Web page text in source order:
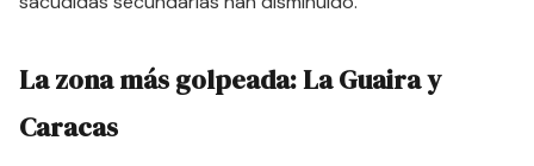
La zona más golpeada: La Guaira y
Caracas